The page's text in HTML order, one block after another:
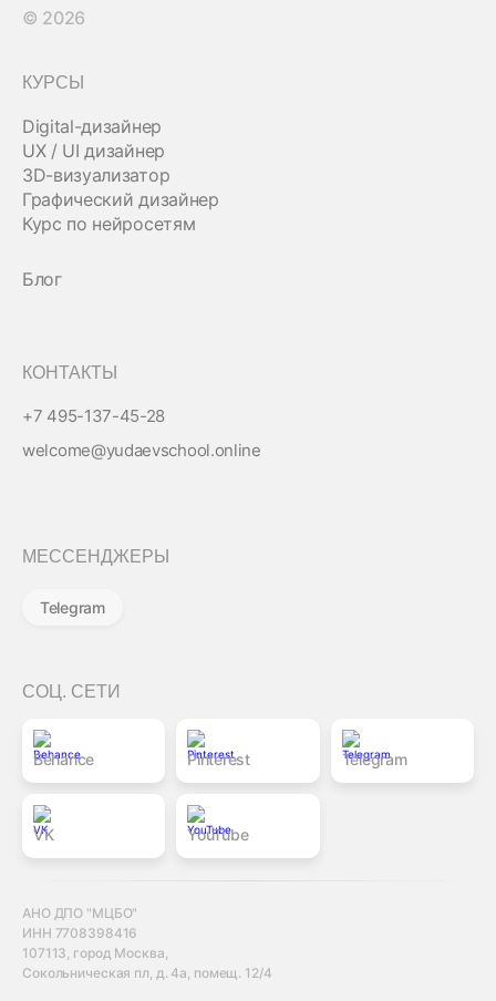
© 2026
АНО ДПО "МЦБО"
ИНН 7708398416
107113, город Москва,
Сокольническая пл, д. 4а, помещ. 12/4
КУРСЫ
Digital-дизайнер
UX / UI дизайнер
3D-визуализатор
Графический дизайнер
Курс по нейросетям
Блог
КОНТАКТЫ
+7 495-137-45-28
welcome@yudaevschool.online
МЕССЕНДЖЕРЫ
Telegram
СОЦ. СЕТИ
Behance Pinterest Telegram
VK YouTube